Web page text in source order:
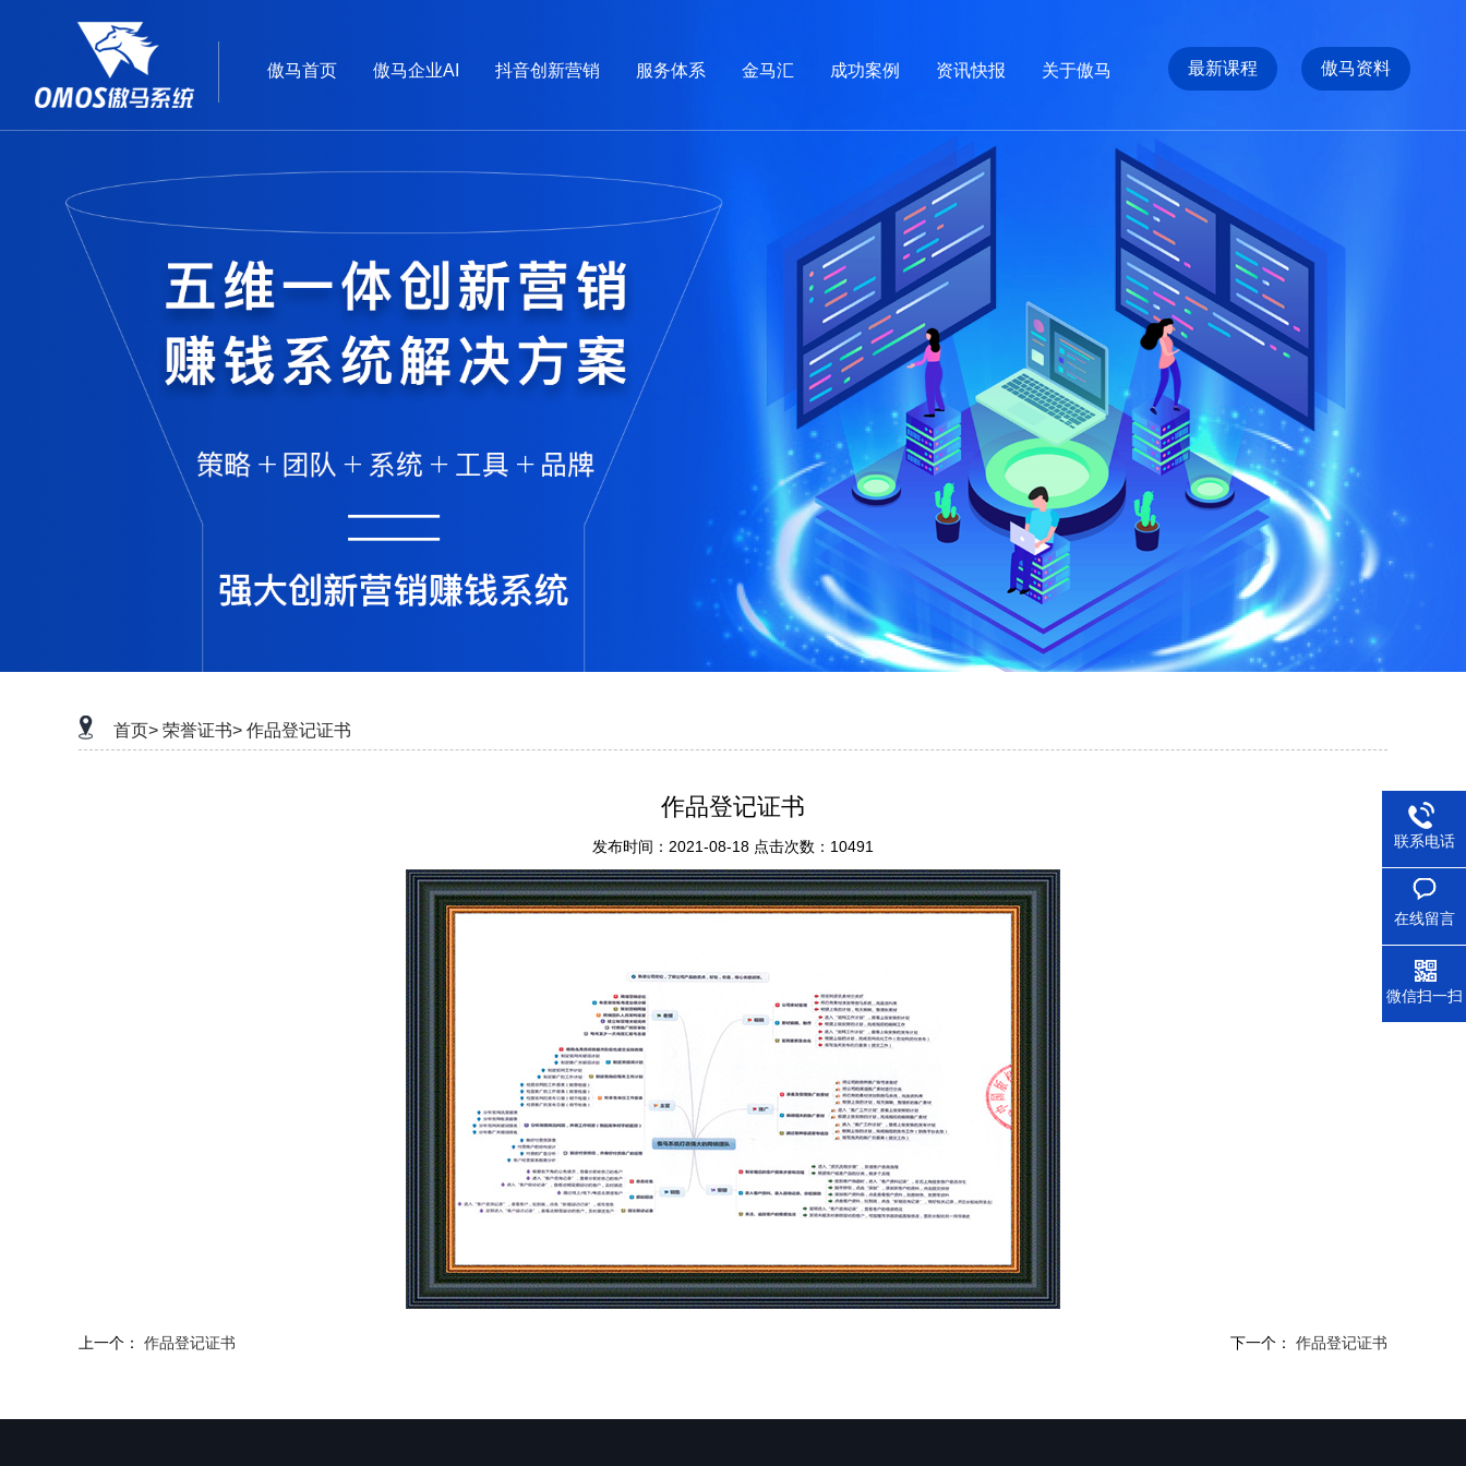
傲马首页 傲马企业AI 抖音创新营销 服务体系 金马汇 成功案例 资讯快报 关于傲马 最新课程 傲马资料
首页> 荣誉证书> 作品登记证书
作品登记证书
发布时间：2021-08-18 点击次数：10491
上一个： 作品登记证书 下一个： 作品登记证书
联系电话
在线留言
微信扫一扫